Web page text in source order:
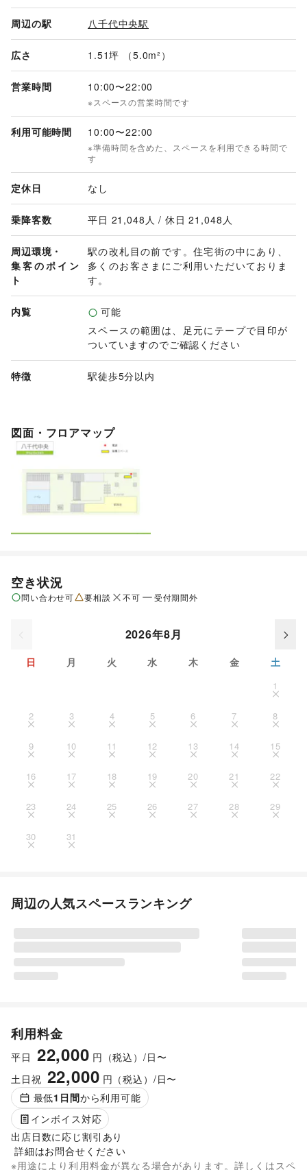
周辺の駅 八千代中央駅
広さ 1.51坪 （5.0m²）
営業時間 10:00〜22:00
※スペースの営業時間です
利用可能時間 10:00〜22:00
※準備時間を含めた、スペースを利用できる時間で
す
定休日 なし
乗降客数 平日 21,048 人 / 休日 21,048 人
周辺環境・
集客のポイン
ト
駅の改札目の前です。住宅街の中にあり、
多くのお客さまにご利用いただいておりま
す。
内覧
可能
スペースの範囲は、足元にテープで目印が
ついていますのでご確認ください
特徴 駅徒歩5分以内
図面・フロアマップ
空き状況
問い合わせ可 要相談 不可 受付期間外
2026年8月
日 月 火 水 木 金 土
1
2 3 4 5 6 7 8
9 10 11 12 13 14 15
16 17 18 19 20 21 22
23 24 25 26 27 28 29
30 31
周辺の人気スペースランキング
利用料金
平日 22,000 円（税込）/日〜
土日祝 22,000 円（税込）/日〜
最低1 日間から利用可能
インボイス対応
出店日数に応じ割引あり
詳細はお問合せください
※用途により利用料金が異なる場合があります。詳しくはスペ